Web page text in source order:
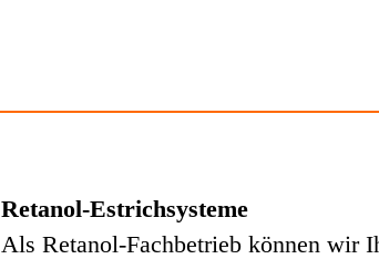
Retanol-Estrichsysteme
Als Retanol-Fachbetrieb können wir